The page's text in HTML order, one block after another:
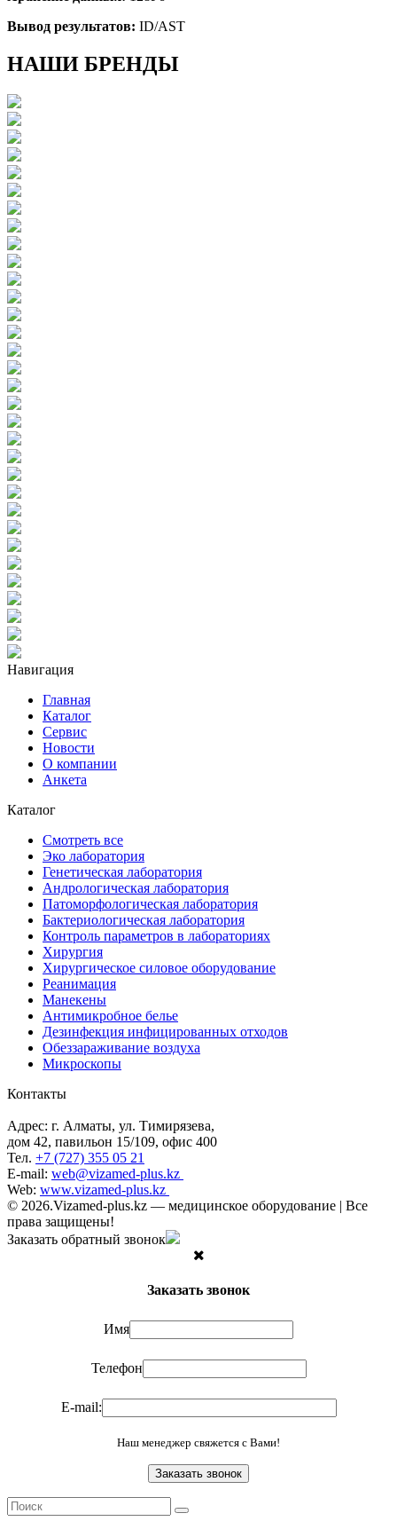
Вывод результатов: ID/AST
НАШИ БРЕНДЫ
Навигация
Главная
Каталог
Сервис
Новости
О компании
Анкета
Каталог
Смотреть все
Эко лаборатория
Генетическая лаборатория
Андрологическая лаборатория
Патоморфологическая лаборатория
Бактериологическая лаборатория
Контроль параметров в лабораториях
Хирургия
Хирургическое силовое оборудование
Реанимация
Манекены
Антимикробное белье
Дезинфекция инфицированных отходов
Обеззараживание воздуха
Микроскопы
Контакты
Адрес: г. Алматы, ул. Тимирязева,
дом 42, павильон 15/109, офис 400
Тел. +7 (727) 355 05 21
E-mail: web@vizamed-plus.kz
Web: www.vizamed-plus.kz
© 2026.Vizamed-plus.kz — медицинское оборудование | Все
права защищены!
Заказать обратный звонок
Заказать звонок
Имя
Телефон
E-mail:
Наш менеджер свяжется с Вами!